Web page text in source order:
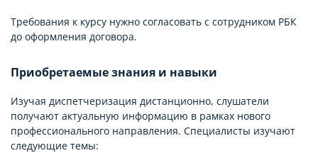
Требования к курсу нужно согласовать с сотрудником РБК
до оформления договора.
Приобретаемые знания и навыки
Изучая диспетчеризация дистанционно, слушатели
получают актуальную информацию в рамках нового
профессионального направления. Специалисты изучают
следующие темы: